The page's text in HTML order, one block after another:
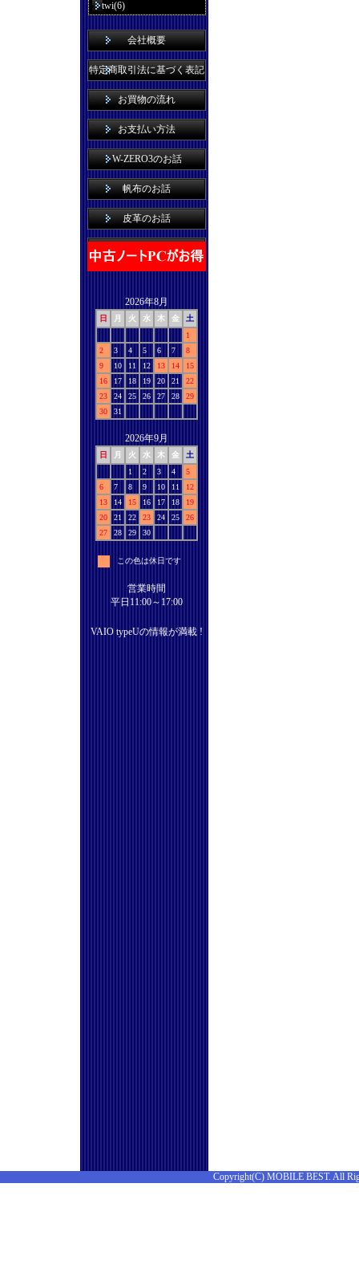
twi(6)
会社概要
特定商取引法に基づく表記
お買物の流れ
お支払い方法
W-ZERO3のお話
帆布のお話
皮革のお話
2026年8月
日 月 火 水 木 金
土
1
2
3 4 5 6 7
8
9
10 11 12 13 14
15
16
17 18 19 20 21
22
23
24 25 26 27 28
29
30
31
2026年9月
日 月 火 水 木 金
土
1
2 3 4
5
6
7 8 9 10 11
12
13
14 15 16 17 18
19
20
21 22 23 24 25
26
27
28 29 30
この色は休日です
営業時間
平日11:00～17:00
VAIO typeUの情報が満載 !
Copyright(C) MOBILE BEST. All